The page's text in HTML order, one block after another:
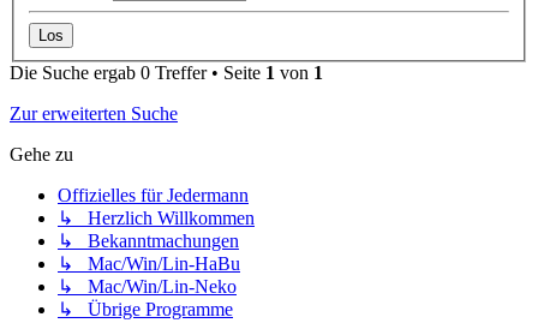
Die Suche ergab 0 Treffer • Seite 1 von 1
Zur erweiterten Suche
Gehe zu
Offizielles für Jedermann
↳ Herzlich Willkommen
↳ Bekanntmachungen
↳ Mac/Win/Lin-HaBu
↳ Mac/Win/Lin-Neko
↳ Übrige Programme